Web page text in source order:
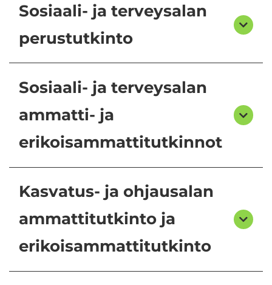
Sosiaali- ja terveysalan
perustutkinto
Sosiaali- ja terveysalan
ammatti- ja
erikoisammattitutkinnot
Kasvatus- ja ohjausalan
ammattitutkinto ja
erikoisammattitutkinto